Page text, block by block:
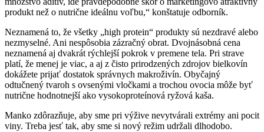
produkt než o nutrične ideálnu voľbu,“ konštatuje odborník.
Neznamená to, že všetky „high protein“ produkty sú nezdravé alebo
nezmyselné. Ani nespôsobia zázračný obrat. Dvojnásobná cena
neznamená aj dvakrát rýchlejší pokrok v premene tela. Pri strave
platí, že menej je viac, a aj z čisto prirodzených zdrojov bielkovín
dokážete prijať dostatok správnych makroživín. Obyčajný
odtučnený tvaroh s ovsenými vločkami a trochou ovocia môže byť
nutrične hodnotnejší ako vysokoproteínová ryžová kaša.
Manko zdôrazňuje, aby sme pri výžive nevytvárali extrémy ani pocit
viny. Treba jesť tak, aby sme si nový režim udržali dlhodobo.